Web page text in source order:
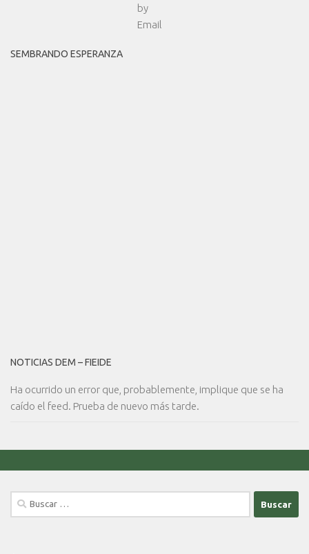
SEMBRANDO ESPERANZA
NOTICIAS DEM – FIEIDE
Ha ocurrido un error que, probablemente, implique que se ha
caído el feed. Prueba de nuevo más tarde.
Buscar: